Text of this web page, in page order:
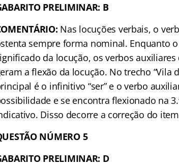
PRELIMINAR: B
Nas locuções verbais, o
sempre forma nominal. Enquanto
da locução, os verbos
a flexão da locução. No trecho “Vila
é o infinitivo “ser” e o verbo
e se encontra flexionado na
Disso decorre a correção do
NÚMERO 5
PRELIMINAR: D